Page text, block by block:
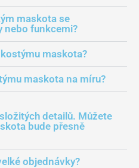
maskota se
nebo funkcemi?
maskota?
maskota na míru?
detailů. Můžete
bude přesně
objednávky?